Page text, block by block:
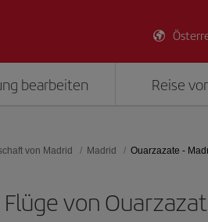
bearbeiten Reise
von Madrid Madrid Ouarzazate -
von